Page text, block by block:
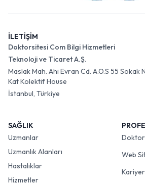
İLETİŞİM
Doktorsitesi Com Bilgi Hizmetleri
Teknoloji ve Ticaret A.Ş.
Maslak Mah. Ahi Evran Cd. A.O.S 55 Sokak
Kat Kolektif House
İstanbul, Türkiye
SAĞLIK
Uzmanlar
Uzmanlık Alanları
Hastalıklar
Hizmetler
Web
Kariyer